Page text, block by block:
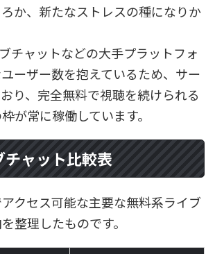
か、新たなストレスの種になりか
チャットなどの大手プラットフォ
ーザー数を抱えているため、サー
り、完全無料で視聴を続けられる
が常に稼働しています。
ャット比較表
クセス可能な主要な無料系ライブ
整理したものです。